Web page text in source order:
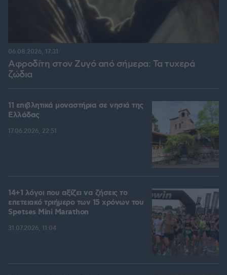
Αφροδίτη στον Ζυγό από σήμερα: Τα τυχερά
ζώδια
06.08.2026, 17:31
11 επιβλητικά μοναστήρια σε νησιά της
Ελλάδας
17.06.2026, 22:51
14+1 λόγοι που αξίζει να ζήσεις το
επετειακό τριήμερο των 15 χρόνων του
Spetses Mini Marathon
31.07.2026, 11:04